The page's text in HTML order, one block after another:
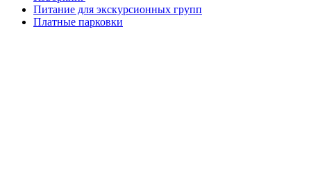
Питание для экскурсионных групп
Платные парковки